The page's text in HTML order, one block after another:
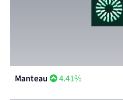
Manteau 4.41%